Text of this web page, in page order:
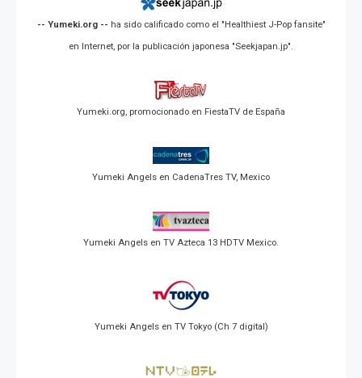
-- Yumeki.org -- ha sido calificado como el "Healthiest J-Pop fansite"
en Internet, por la publicación japonesa "Seekjapan.jp".
Yumeki.org, promocionado en FiestaTV de España
Yumeki Angels en CadenaTres TV, Mexico
Yumeki Angels en TV Azteca 13 HDTV Mexico.
Yumeki Angels en TV Tokyo (Ch 7 digital)